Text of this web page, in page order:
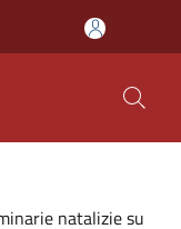
natalizie su